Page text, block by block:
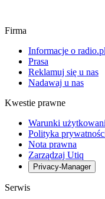
Firma
Informacje o radio.pl
Prasa
Reklamuj się u nas
Nadawaj u nas
Kwestie prawne
Warunki
Polityka
Nota prawna
Zarządzaj Utiq
Privacy-Manager
Serwis